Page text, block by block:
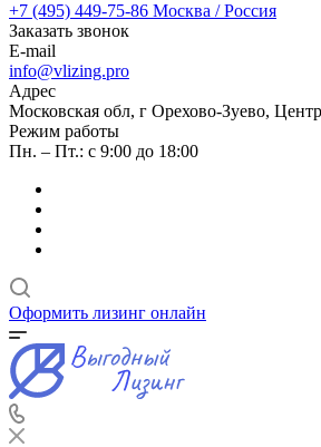
+7 (495) 449-75-86 Москва / Россия
Заказать звонок
E-mail
info@vlizing.pro
Адрес
Московская обл, г Орехово-Зуево,
Режим работы
Пн. – Пт.: с 9:00 до 18:00
Оформить лизинг онлайн